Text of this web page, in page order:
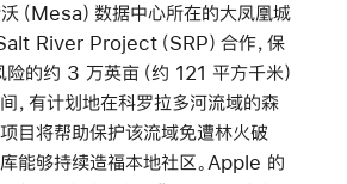
（Mesa）数据中心所在的大凤凰城
River Project（SRP）合作，保
的约 3 万英亩（约 121 平方千米）
，有计划地在科罗拉多河流域的森
目将帮助保护该流域免遭林火破
能够持续造福本地社区。Apple 的